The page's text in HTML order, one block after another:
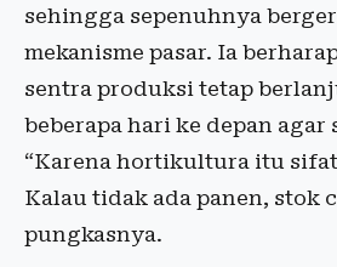
sehingga sepenuhnya
mekanisme pasar. Ia
sentra produksi tetap
beberapa hari ke depan agar
“Karena hortikultura itu
Kalau tidak ada panen, stok
pungkasnya.